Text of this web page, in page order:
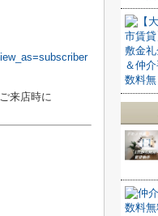
来店時に